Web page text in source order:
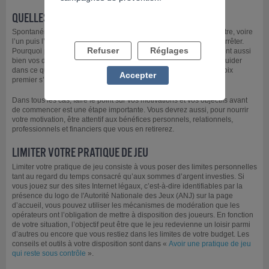
QUELLES SONT VOS ATTENTES ?
Spontanément, vous êtes peut-être tenté déjà de faire l’un ou l’autre, voire
l’un puis l’autre, c’est-à-dire vous poser des limites pour ensuite arrêter.
Pourquoi pas ? À vrai dire, il n’y a pas de réponse unique et ce sont aussi
bien vos désirs que votre situation personnelle qui doivent vous guider
dans ce que vous allez faire. Ne vous découragez pas si votre choix
premier s’avère difficile à tenir.
Dans tous les cas, faire le point sur vos motivations et vos objectifs avant
de commencer est une étape importante. Vous devrez aussi, pour nourrir
votre motivation, être attentif aux bénéfices personnels, relationnels,
professionnels et financiers que vous en retirerez.
LIMITER VOTRE PRATIQUE DE JEU
Limiter votre pratique de jeu consiste à vous poser des limites personnelles
tant au regard du temps consacré qu’aux sommes d’argent investies. Si
vous jouez sur des sites Internet légaux, c’est-à-dire identifiables par la
présence du logo de l'Autorité Nationale des Jeux (ANJ) sur la page
d’accueil, vous pouvez utiliser les mécanismes de modération que les
opérateurs ont l’obligation de mettre à disposition des joueurs. En fonction
de votre situation, l’objectif peut être que le jeu redevienne un loisir parmi
d’autres ou encore que vous restiez dans les limites de votre budget. Les
conseils et outils à votre disposition sont dans « Avoir une pratique de jeu
qui reste sous contrôle ».
Refuser Réglages
Accepter